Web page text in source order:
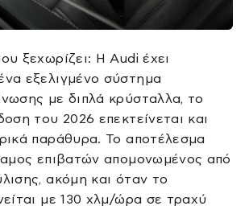
ξεχωρίζει: Η Audi έχει
εξελιγμένο σύστημα
με διπλά κρύσταλλα, το
του 2026 επεκτείνεται και
παράθυρα. Το αποτέλεσμα
επιβατών απομονωμένος από
ακόμη και όταν το
με 130 χλμ/ώρα σε τραχύ